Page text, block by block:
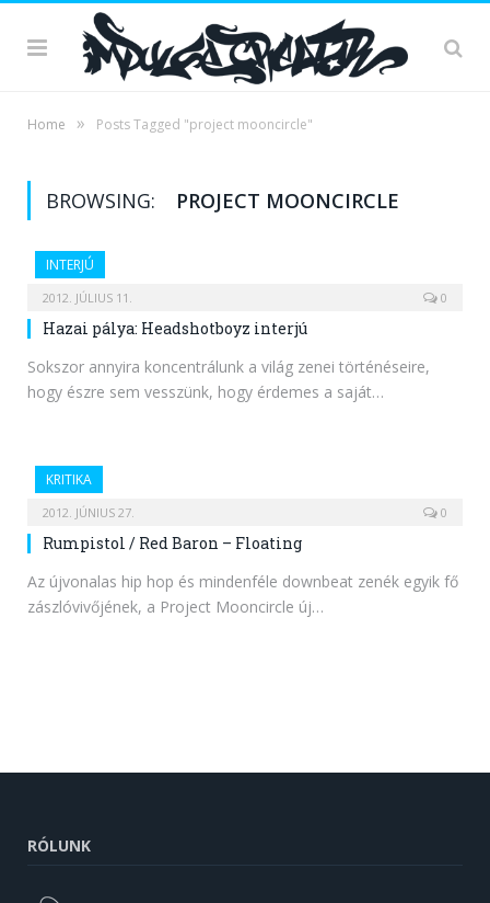
Home » Posts Tagged "project mooncircle"
BROWSING: PROJECT MOONCIRCLE
INTERJÚ
2012. JÚLIUS 11. 0
Hazai pálya: Headshotboyz interjú
Sokszor annyira koncentrálunk a világ zenei történéseire,
hogy észre sem vesszünk, hogy érdemes a saját…
KRITIKA
2012. JÚNIUS 27. 0
Rumpistol / Red Baron – Floating
Az újvonalas hip hop és mindenféle downbeat zenék egyik fő
zászlóvivőjének, a Project Mooncircle új…
RÓLUNK